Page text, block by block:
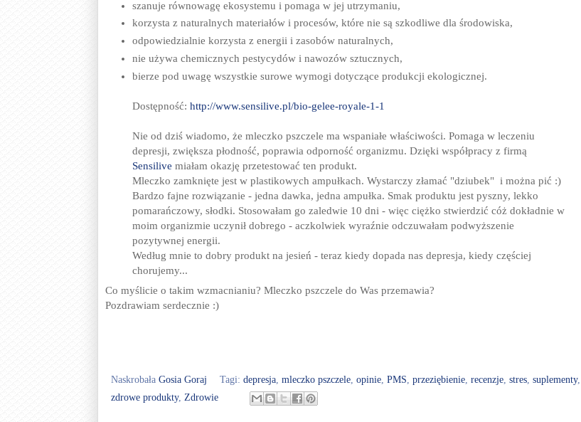
szanuje równowagę ekosystemu i pomaga w jej utrzymaniu,
korzysta z naturalnych materiałów i procesów, które nie są szkodliwe dla środowiska,
odpowiedzialnie korzysta z energii i zasobów naturalnych,
nie używa chemicznych pestycydów i nawozów sztucznych,
bierze pod uwagę wszystkie surowe wymogi dotyczące produkcji ekologicznej.
Dostępność: http://www.sensilive.pl/bio-gelee-royale-1-1
Nie od dziś wiadomo, że mleczko pszczele ma wspaniałe właściwości. Pomaga w leczeniu
depresji, zwiększa płodność, poprawia odporność organizmu. Dzięki współpracy z firmą
Sensilive miałam okazję przetestować ten produkt.
Mleczko zamknięte jest w plastikowych ampułkach. Wystarczy złamać "dziubek" i można pić :)
Bardzo fajne rozwiązanie - jedna dawka, jedna ampułka. Smak produktu jest pyszny, lekko
pomarańczowy, słodki. Stosowałam go zaledwie 10 dni - więc ciężko stwierdzić cóż dokładnie w
moim organizmie uczynił dobrego - aczkolwiek wyraźnie odczuwałam podwyższenie
pozytywnej energii.
Według mnie to dobry produkt na jesień - teraz kiedy dopada nas depresja, kiedy częściej
chorujemy...
Co myślicie o takim wzmacnianiu? Mleczko pszczele do Was przemawia?
Pozdrawiam serdecznie :)
Naskrobała Gosia Goraj Tagi: depresja, mleczko pszczele, opinie, PMS przeziębienie, recenzje, stres, suplementy,
zdrowe produkty, Zdrowie